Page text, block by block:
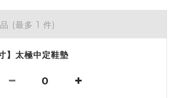
(最多 1 件)
】太極中定鞋墊